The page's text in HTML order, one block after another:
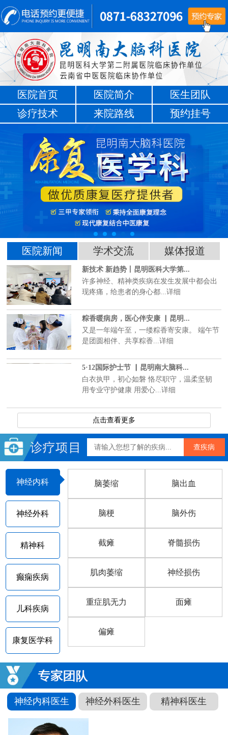
医院首页 医院简介
医生团队
诊疗技术
来院路线 预约挂号
医院新闻 学术交流 媒体报道
新技术 新趋势丨昆明医科大学第...
许多神经、精神类疾病在发生发展中都会出
现疼痛，给患者的身心都...详细
粽香暖病房，医心伴安康 ▏昆明...
又是一年端午至，一缕粽香寄安康。 端午节
是团圆相伴、共享粽香...详细
5·12国际护士节 ▏昆明南大脑科...
白衣执甲，初心如磐 恪尽职守，温柔坚韧
用专业守护健康 用爱心...详细
点击查看更多
神经内科
神经外科
精神科
癫痫疾病
儿科疾病
康复医学科
脑萎缩 脑出血
脑梗 脑外伤
截瘫 脊髓损伤
肌肉萎缩 神经损伤
重症肌无力 面瘫
偏瘫
神经内科医生 神经外科医生 精神科医生